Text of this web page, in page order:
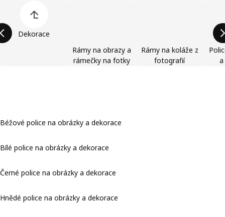
Dekorace
Rámy na obrazy a
rámečky na fotky
Rámy na koláže z
fotografií
Béžové police na obrázky a dekorace
Bílé police na obrázky a dekorace
Černé police na obrázky a dekorace
Hnědé police na obrázky a dekorace